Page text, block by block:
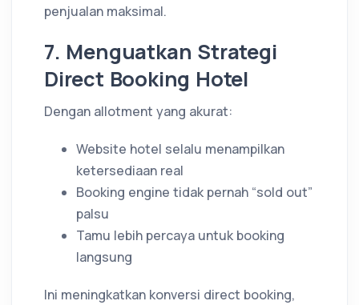
penjualan maksimal.
7. Menguatkan Strategi
Direct Booking Hotel
Dengan allotment yang akurat:
Website hotel selalu menampilkan
ketersediaan real
Booking engine tidak pernah “sold out”
palsu
Tamu lebih percaya untuk booking
langsung
Ini meningkatkan konversi direct booking,